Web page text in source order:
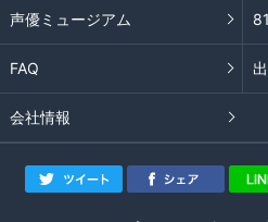
声優ミュージアム
FAQ
会社情報